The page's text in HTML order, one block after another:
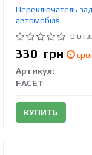
Переключатель
автомобіля
0
330 грн
Артикул:
FACET
КУПИТЬ